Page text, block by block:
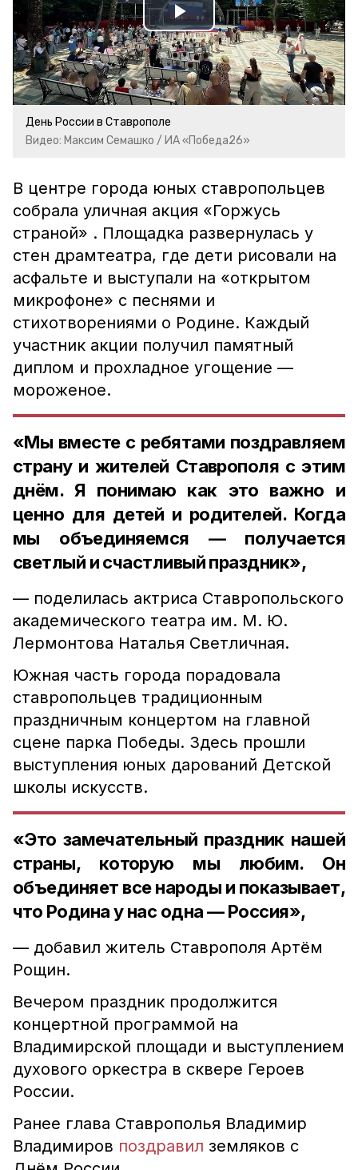
Play
Video
День России в Ставрополе
Видео: Максим Семашко / ИА «Победа26»
В центре города юных ставропольцев
собрала уличная акция «Горжусь
страной» . Площадка развернулась у
стен драмтеатра, где дети рисовали на
асфальте и выступали на «открытом
микрофоне» с песнями и
стихотворениями о Родине. Каждый
участник акции получил памятный
диплом и прохладное угощение —
мороженое.
«Мы вместе с ребятами поздравляем
страну и жителей Ставрополя с этим
днём. Я понимаю как это важно и
ценно для детей и родителей. Когда
мы объединяемся — получается
светлый и счастливый праздник»,
— поделилась актриса Ставропольского
академического театра им. М. Ю.
Лермонтова Наталья Светличная.
Южная часть города порадовала
ставропольцев традиционным
праздничным концертом на главной
сцене парка Победы. Здесь прошли
выступления юных дарований Детской
школы искусств.
«Это замечательный праздник нашей
страны, которую мы любим. Он
объединяет все народы и показывает,
что Родина у нас одна — Россия»,
— добавил житель Ставрополя Артём
Рощин.
Вечером праздник продолжится
концертной программой на
Владимирской площади и выступлением
духового оркестра в сквере Героев
России.
Ранее глава Ставрополья Владимир
Владимиров поздравил земляков с